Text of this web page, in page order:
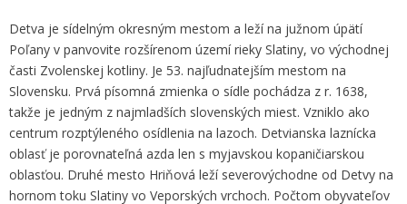
Detva je sídelným okresným mestom a leží na južnom úpätí
Poľany v panvovite rozšírenom území rieky Slatiny, vo východnej
časti Zvolenskej kotliny. Je 53. najľudnatejším mestom na
Slovensku. Prvá písomná zmienka o sídle pochádza z r. 1638,
takže je jedným z najmladších slovenských miest. Vzniklo ako
centrum rozptýleného osídlenia na lazoch. Detvianska laznícka
oblasť je porovnateľná azda len s myjavskou kopaničiarskou
oblasťou. Druhé mesto Hriňová leží severovýchodne od Detvy na
hornom toku Slatiny vo Veporských vrchoch. Počtom obyvateľov